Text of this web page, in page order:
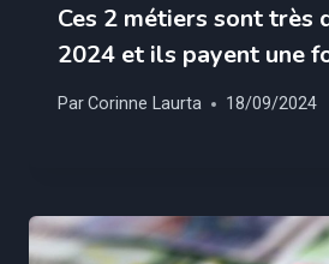
Ces 2 métiers sont très
2024 et ils payent une
ParCorinne Laurta 18/09/2024